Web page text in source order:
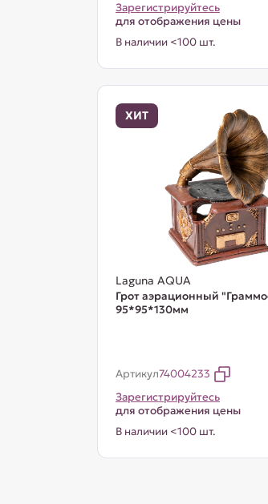
Зарегистрируйтесь
для отображения цены
В наличии <100 шт.
ХИТ
Laguna AQUA
Грот аэрационный
95*95*130мм
Артикул74004233
Зарегистрируйтесь
для отображения цены
В наличии <100 шт.